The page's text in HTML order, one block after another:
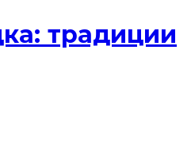
традиции